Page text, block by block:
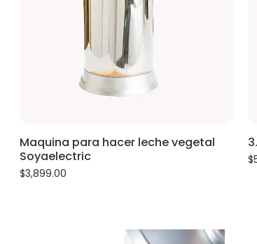
Maquina para hacer leche vegetal
Soyaelectric
Precio
$3,899.00